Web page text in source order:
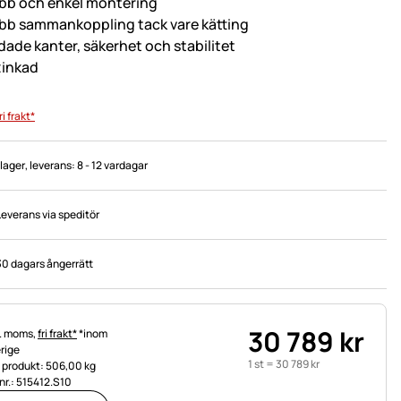
sammankoppling tack vare kätting
kanter, säkerhet och stabilitet
frakt*
, leverans:8 - 12 vardagar
via speditör
dagars ångerrätt
moms,fri frakt**inom
506,00 kg
515412.S10
30 789 kr
1 st =30 789kr